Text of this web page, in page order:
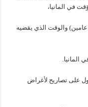
في المانيا،
والوقت الذي يقضيه
المانيا.
على تصاريح لأغراض